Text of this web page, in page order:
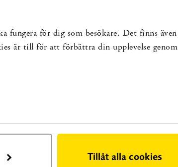
fungera för dig som besökare. Det finns även
är till för att förbättra din upplevelse genom
Tillåt alla cookies
behandlingar. I
som